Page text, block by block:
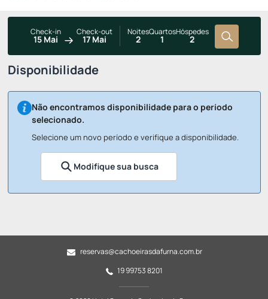
Check-in
15 Mai
Check-out
17 Mai
Noites
2
Quartos
1
Hóspedes
2
Disponibilidade
Não encontramos disponibilidade para o período
selecionado.
Selecione um novo período e verifique a disponibilidade.
Modifique sua busca
reservas@cachoeirasdafurna.com.br
19 99753 8201